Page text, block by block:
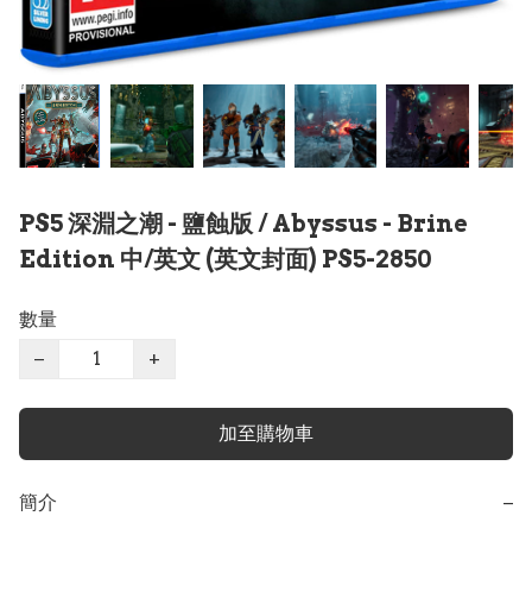
PS5 深淵之潮 - 鹽蝕版 / Abyssus - Brine
Edition 中/英文 (英文封面) PS5-2850
數量
−
+
加至購物車
簡介 −